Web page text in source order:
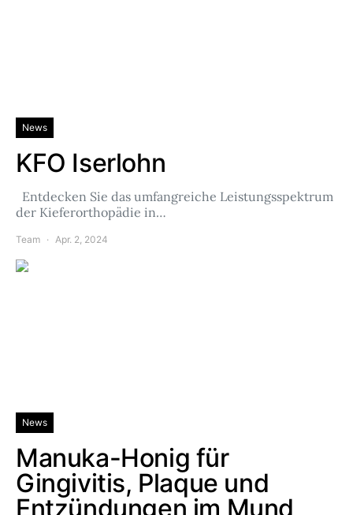
News
KFO Iserlohn
Entdecken Sie das umfangreiche Leistungsspektrum
der Kieferorthopädie in…
Team Apr. 2, 2024
News
Manuka-Honig für
Gingivitis, Plaque und
Entzündungen im Mund